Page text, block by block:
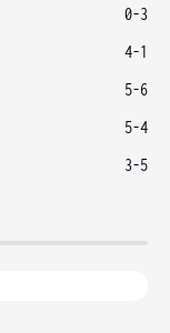
0-3
4-1
5-6
5-4
3-5